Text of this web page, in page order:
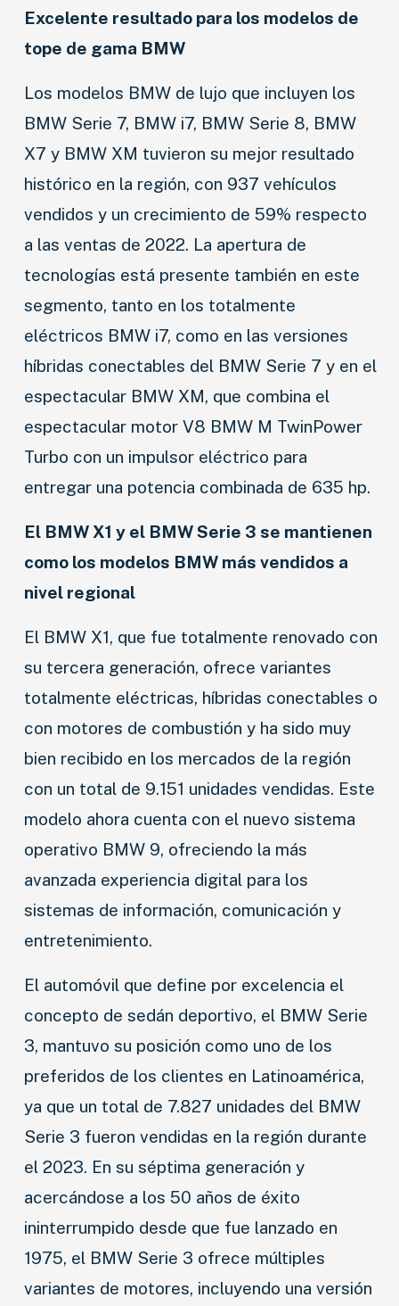
NOVEDADES
LANZAMIENTOS
INDUSTRIAS
MOTOS
AGRO
COMPETICIÓN
SERVICIOS
RESP. SOCIAL
CLASIFICADOS
Excelente resultado para los modelos de
tope de gama BMW
Los modelos BMW de lujo que incluyen los
BMW Serie 7, BMW i7, BMW Serie 8, BMW
X7 y BMW XM tuvieron su mejor resultado
histórico en la región, con 937 vehículos
vendidos y un crecimiento de 59% respecto
a las ventas de 2022. La apertura de
tecnologías está presente también en este
segmento, tanto en los totalmente
eléctricos BMW i7, como en las versiones
híbridas conectables del BMW Serie 7 y en el
espectacular BMW XM, que combina el
espectacular motor V8 BMW M TwinPower
Turbo con un impulsor eléctrico para
entregar una potencia combinada de 635 hp.
El BMW X1 y el BMW Serie 3 se mantienen
como los modelos BMW más vendidos a
nivel regional
El BMW X1, que fue totalmente renovado con
su tercera generación, ofrece variantes
totalmente eléctricas, híbridas conectables o
con motores de combustión y ha sido muy
bien recibido en los mercados de la región
con un total de 9.151 unidades vendidas. Este
modelo ahora cuenta con el nuevo sistema
operativo BMW 9, ofreciendo la más
avanzada experiencia digital para los
sistemas de información, comunicación y
entretenimiento.
El automóvil que define por excelencia el
concepto de sedán deportivo, el BMW Serie
3, mantuvo su posición como uno de los
preferidos de los clientes en Latinoamérica,
ya que un total de 7.827 unidades del BMW
Serie 3 fueron vendidas en la región durante
el 2023. En su séptima generación y
acercándose a los 50 años de éxito
ininterrumpido desde que fue lanzado en
1975, el BMW Serie 3 ofrece múltiples
variantes de motores, incluyendo una versión